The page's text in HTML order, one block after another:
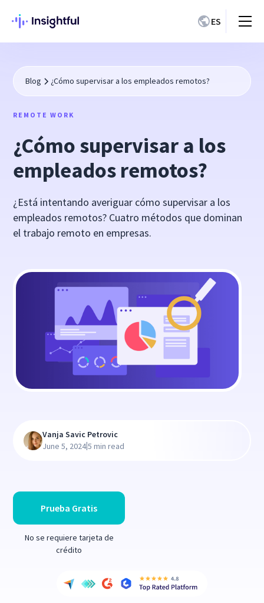
ES
Blog ¿Cómo supervisar a los empleados remotos?
REMOTE WORK
¿Cómo supervisar a los
empleados remotos?
¿Está intentando averiguar cómo supervisar a los
empleados remotos? Cuatro métodos que dominan
el trabajo remoto en empresas.
Prueba Gratis
No se requiere tarjeta de
crédito
Vanja Savic Petrovic
June 5, 2024|5 min read